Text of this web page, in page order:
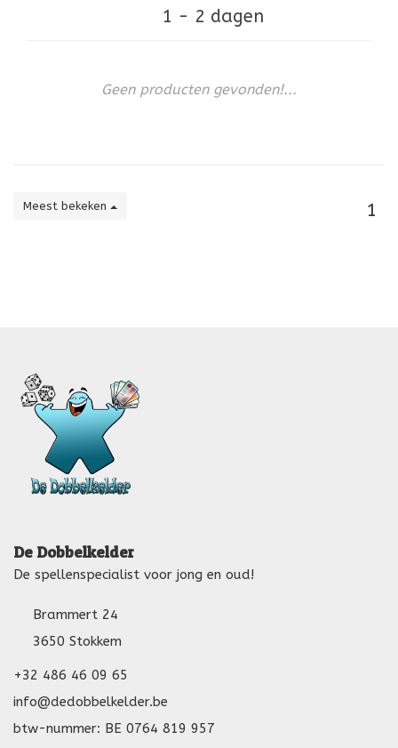
1 - 2 dagen
Geen producten gevonden!...
Meest bekeken 1
De Dobbelkelder
De spellenspecialist voor jong en oud!
Brammert 24
3650 Stokkem
+32 486 46 09 65
info@dedobbelkelder.be
btw-nummer: BE 0764 819 957